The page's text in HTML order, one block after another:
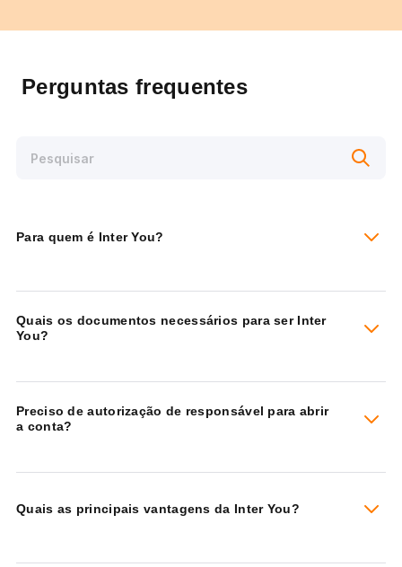
Perguntas frequentes
Para quem é Inter You?
Quais os documentos necessários para ser Inter
You?
Preciso de autorização de responsável para abrir
a conta?
Quais as principais vantagens da Inter You?